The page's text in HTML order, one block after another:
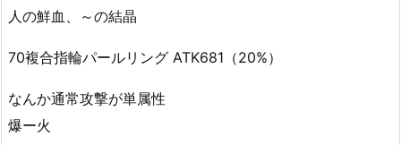
人の鮮血、～の結晶
70複合指輪パールリング ATK681（20%）
なんか通常攻撃が単属性
爆ー火